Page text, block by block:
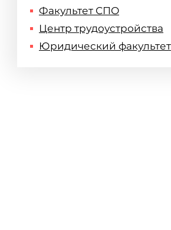
Факультет СПО
Центр трудоустройства
Юридический факультет